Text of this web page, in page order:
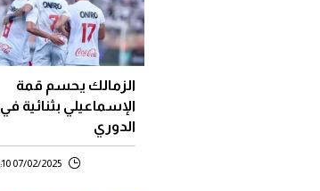
الزمالك يحسم قمة
الإسماعيلي بثنائية في
الدوري
07/02/2025 09:10 م